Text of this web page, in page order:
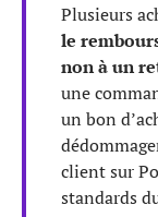
Plusieurs
le
non à un
une
un bon
client sur
standards